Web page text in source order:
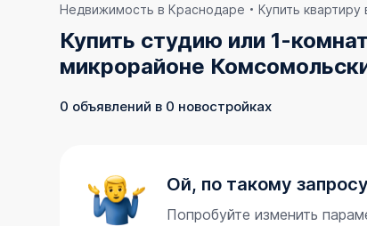
Недвижимость в Краснодаре Купить
Купить студию или 1-
микрорайоне
0 объявлений в 0 новостройках
Ой, по такому
Попробуйте изменить